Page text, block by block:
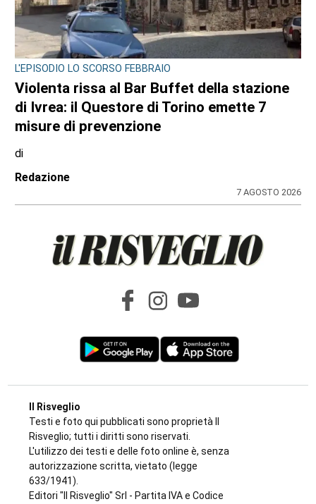
L'EPISODIO LO SCORSO FEBBRAIO
Violenta rissa al Bar Buffet della stazione
di Ivrea: il Questore di Torino emette 7
misure di prevenzione
7 AGOSTO 2026
Il Risveglio
Testi e foto qui pubblicati sono proprietà Il
Risveglio; tutti i diritti sono riservati.
L'utilizzo dei testi e delle foto online è, senza